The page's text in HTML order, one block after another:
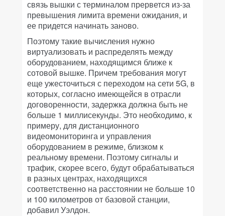
связь вышки с терминалом прервется из-за
превышения лимита времени ожидания, и
ее придется начинать заново.
Поэтому такие вычисления нужно
виртуализовать и распределять между
оборудованием, находящимся ближе к
сотовой вышке. Причем требования могут
еще ужесточиться с переходом на сети 5G, в
которых, согласно имеющейся в отрасли
договоренности, задержка должна быть не
больше 1 миллисекунды. Это необходимо, к
примеру, для дистанционного
видеомониторинга и управления
оборудованием в режиме, близком к
реальному времени. Поэтому сигналы и
трафик, скорее всего, будут обрабатываться
в разных центрах, находящихся
соответственно на расстоянии не больше 10
и 100 километров от базовой станции,
добавил Уэлдон.